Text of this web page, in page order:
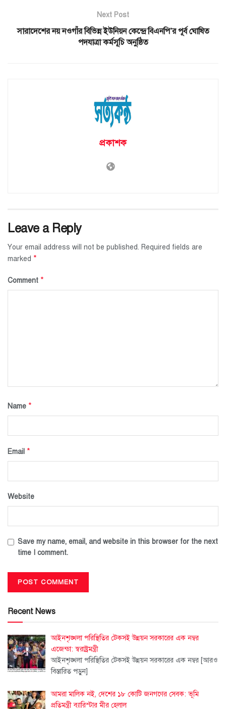
Next Post
সারাদেশের নয় নওগাঁর বিভিন্ন ইউনিয়ন কেন্দ্রে বিএনপি’র পূর্ব ঘোষিত
পদযাত্রা কর্মসূচি অনুষ্ঠিত
প্রকাশক
Leave a Reply
Your email address will not be published. Required fields are
marked *
Comment *
Name *
Email *
Website
Save my name, email, and website in this browser for the next
time I comment.
Recent News
আইনশৃঙ্খলা পরিস্থিতির টেকসই উন্নয়ন সরকারের এক নম্বর
এজেন্ডা: স্বরাষ্ট্রমন্ত্রী
আইনশৃঙ্খলা পরিস্থিতির টেকসই উন্নয়ন সরকারের এক নম্বর [আরও
বিস্তারিত পড়ুন]
আমরা মালিক নই, দেশের ১৮ কোটি জনগণের সেবক: ভূমি
প্রতিমন্ত্রী ব্যারিস্টার মীর হেলাল